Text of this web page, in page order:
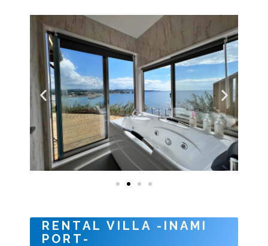
RENTAL VILLA -INAMI
PORT-